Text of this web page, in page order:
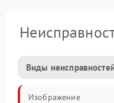
Виды
Изображение